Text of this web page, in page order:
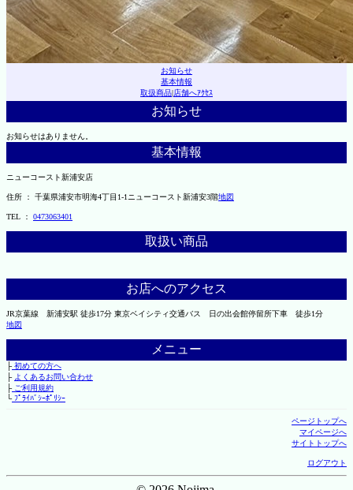
お知らせ
基本情報
取扱商品|店舗へｱｸｾｽ
お知らせ
お知らせはありません。
基本情報
ニューコースト新浦安店
住所 ： 千葉県浦安市明海4丁目1-1ニューコースト新浦安3階地図
TEL ： 0473063401
取扱い商品
お店へのアクセス
JR京葉線 新浦安駅 徒歩17分 東京ベイシティ交通バス 日の出会館停留所下車 徒歩1分
地図
メニュー
├初めての方へ
├ よくあるお問い合わせ
├ご利用規約
└ﾌﾟﾗｲﾊﾞｼｰﾎﾟﾘｼｰ
ページトップへ
マイページへ
サイトトップへ
ログアウト